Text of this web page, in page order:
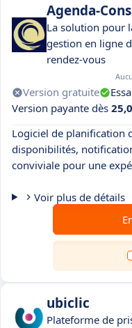
Agenda-
La solution pour
gestion en ligne
rendez-vous
Version gratuite
Version payante dès
Logiciel de planification
disponibilités,
conviviale pour une
Voir plus de détails
ubiclic
Plateforme de